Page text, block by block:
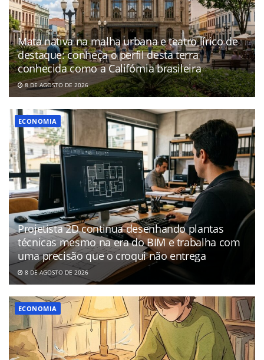
Mata nativa na malha urbana e teatro lírico de
destaque: conheça o perfil desta terra
conhecida como a Califórnia brasileira
8 DE AGOSTO DE 2026
ECONOMIA
Projetista 2D continua desenhando plantas
técnicas mesmo na era do BIM e trabalha com
uma precisão que o croqui não entrega
8 DE AGOSTO DE 2026
ECONOMIA